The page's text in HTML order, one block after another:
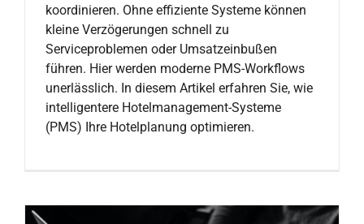
koordinieren. Ohne effiziente Systeme können
kleine Verzögerungen schnell zu
Serviceproblemen oder Umsatzeinbußen
führen. Hier werden moderne PMS-Workflows
unerlässlich. In diesem Artikel erfahren Sie, wie
intelligentere Hotelmanagement-Systeme
(PMS) Ihre Hotelplanung optimieren.